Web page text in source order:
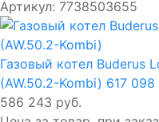
Артикул: 7738503655
Газовый котел Buderus
(AW.50.2-Kombi) 617 098
586 243 руб.